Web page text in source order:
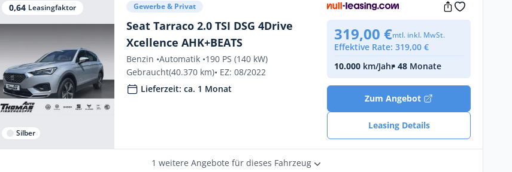
0,64 Leasingfaktor
Silber
Gewerbe & Privat
Seat Tarraco 2.0 TSI DSG 4Drive
Xcellence AHK+BEATS
Benzin •Automatik •190 PS (140 kW)
Gebraucht(40.370 km)• EZ: 08/2022
Lieferzeit: ca. 1 Monat
319,00 €mtl. inkl. MwSt.
Effektive Rate: 319,00 €
10.000 km/Jahr• 48 Monate
Zum Angebot
Leasing Details
1 weitere Angebote für dieses Fahrzeug